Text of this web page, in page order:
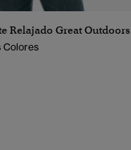
Relajado Great Outdoors
Colores
De